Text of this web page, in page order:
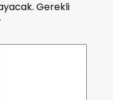
Gerekli